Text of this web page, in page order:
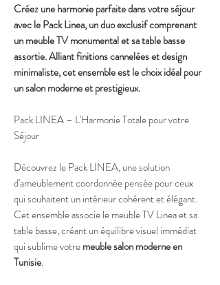
Créez une harmonie parfaite dans votre séjour
avec le Pack Linea, un duo exclusif comprenant
un meuble TV monumental et sa table basse
assortie. Alliant finitions cannelées et design
minimaliste, cet ensemble est le choix idéal pour
un salon moderne et prestigieux.
Pack LINEA – L'Harmonie Totale pour votre
Séjour
Découvrez le Pack LINEA, une solution
d'ameublement coordonnée pensée pour ceux
qui souhaitent un intérieur cohérent et élégant.
Cet ensemble associe le meuble TV Linea et sa
table basse, créant un équilibre visuel immédiat
qui sublime votremeuble salon moderne en
Tunisie.